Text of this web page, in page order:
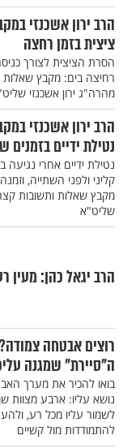
הרב ירון אשכנזי
ציצית בזמן רחצה
הסרת הציצית לצורך
רחיצה בים: מקבץ שאלות
מהרה"ג ירון אשכנזי
הרב ירון אשכנזי
נטילת ידיים בזמנים
נטילת ידיים אחרי נגיעה
קליני ולפני השתייה,
מקבץ שאלות ותשובות
שליט"א
הרב יגאל כהן: מעין
רוצים אבטחה
ה"סיירת" שמגנה עליכם
בואו להכיר את מערך
נושא עליו: ארבע מצוות
לשמור עליו מכל רע,
להתמודדות מול קשיים